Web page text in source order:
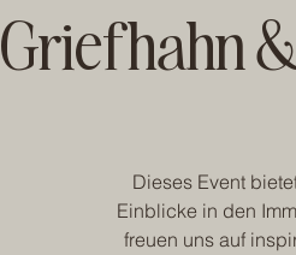
Griefhahn
Dieses Event
Einblicke in den
freuen uns auf